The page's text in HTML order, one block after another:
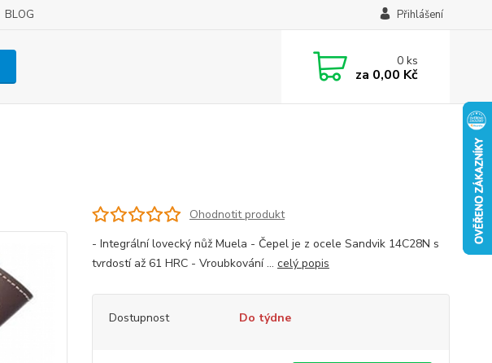
BLOG Přihlášení
0ks
za 0,00 Kč
Ohodnotit produkt
- Integrální lovecký nůž Muela - Čepel je z ocele Sandvik 14C28N s
tvrdostí až 61 HRC - Vroubkování ... celý popis
Dostupnost Do týdne